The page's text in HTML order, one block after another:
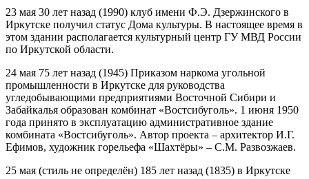
23 мая 30 лет назад (1990) клуб имени Ф.Э. Дзержинского в
Иркутске получил статус Дома культуры. В настоящее время в
этом здании располагается культурный центр ГУ МВД России
по Иркутской области.
24 мая 75 лет назад (1945) Приказом наркома угольной
промышленности в Иркутске для руководства
угледобывающими предприятиями Восточной Сибири и
Забайкалья образован комбинат «Востсибуголь». 1 июня 1950
года принято в эксплуатацию административное здание
комбината «Востсибуголь». Автор проекта – архитектор И.Г.
Ефимов, художник горельефа «Шахтёры» – С.М. Развозжаев.
25 мая (стиль не определён) 185 лет назад (1835) в Иркутске